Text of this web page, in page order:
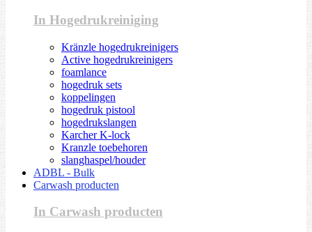
In Hogedrukreiniging
Kränzle hogedrukreinigers
Active hogedrukreinigers
foamlance
hogedruk sets
koppelingen
hogedruk pistool
hogedrukslangen
Karcher K-lock
Kranzle toebehoren
slanghaspel/houder
ADBL - Bulk
Carwash producten
In Carwash producten